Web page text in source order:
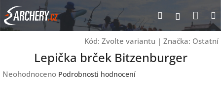
Přejít
na
obsah
Hledat
Kód: Zvolte variantu | Značka: Ostatní
Lepička brček Bitzenburger
Průměrné
Neohodnoceno Podrobnosti hodnocení